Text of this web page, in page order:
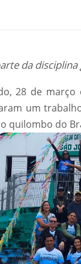
da
28 de março
um
quilombo do